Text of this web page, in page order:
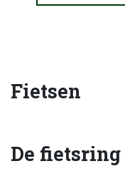
Fietsen
De